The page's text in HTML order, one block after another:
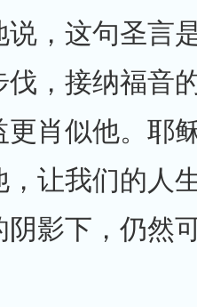
说，这句圣言
伐，接纳福音
更肖似他。耶
，让我们的人
阴影下，仍然